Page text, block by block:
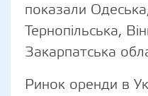
показали
Тернопільська,
Закарпатська
Ринок оренди в